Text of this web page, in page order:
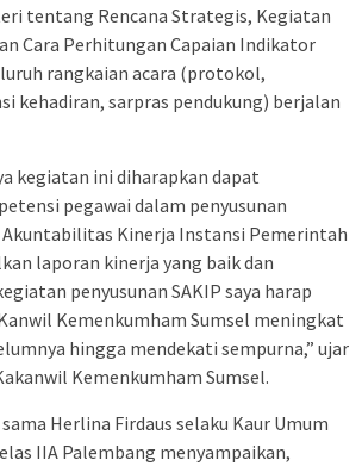
tentang Rencana Strategis, Kegiatan
Cara Perhitungan Capaian Indikator
rangkaian acara (protokol,
kehadiran, sarpras pendukung) berjalan
kegiatan ini diharapkan dapat
pegawai dalam penyusunan
Akuntabilitas Kinerja Instansi Pemerintah
laporan kinerja yang baik dan
penyusunan SAKIP saya harap
Kemenkumham Sumsel meningkat
hingga mendekati sempurna,” ujar
Kemenkumham Sumsel.
Herlina Firdaus selaku Kaur Umum
IIA Palembang menyampaikan,